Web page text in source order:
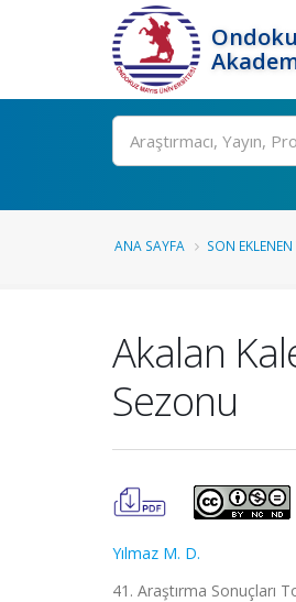
Ara
ANA SAYFA SON
Akalan
Sezonu
Yılmaz M. D.
41. Araştırma Sonuçları